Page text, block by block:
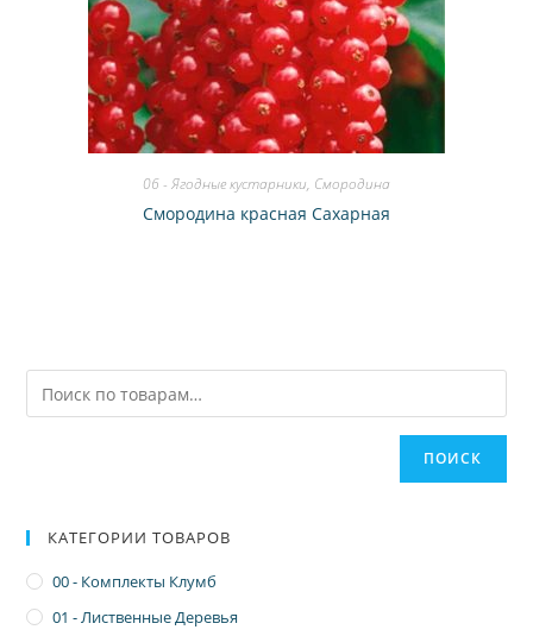
06 - Ягодные кустарники, Смородина
Смородина красная Сахарная
ПОИСК
КАТЕГОРИИ ТОВАРОВ
00 - Комплекты Клумб
01 - Лиственные Деревья